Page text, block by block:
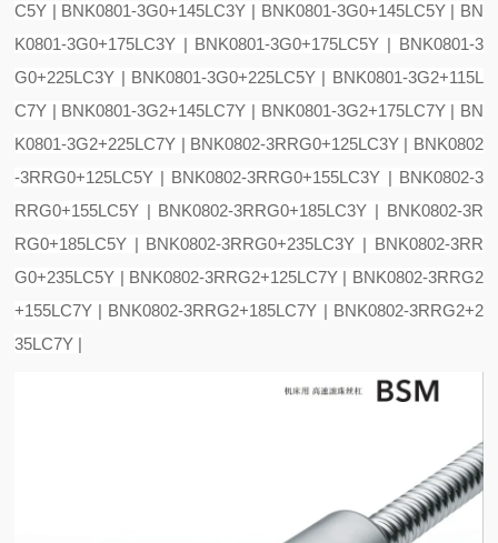
C5Y | BNK0801-3G0+145LC3Y | BNK0801-3G0+145LC5Y | BN
K0801-3G0+175LC3Y | BNK0801-3G0+175LC5Y | BNK0801-3
G0+225LC3Y | BNK0801-3G0+225LC5Y | BNK0801-3G2+115L
C7Y | BNK0801-3G2+145LC7Y | BNK0801-3G2+175LC7Y | BN
K0801-3G2+225LC7Y | BNK0802-3RRG0+125LC3Y | BNK0802
-3RRG0+125LC5Y | BNK0802-3RRG0+155LC3Y | BNK0802-3
RRG0+155LC5Y | BNK0802-3RRG0+185LC3Y | BNK0802-3R
RG0+185LC5Y | BNK0802-3RRG0+235LC3Y | BNK0802-3RR
G0+235LC5Y | BNK0802-3RRG2+125LC7Y | BNK0802-3RRG2
+155LC7Y | BNK0802-3RRG2+185LC7Y | BNK0802-3RRG2+2
35LC7Y |